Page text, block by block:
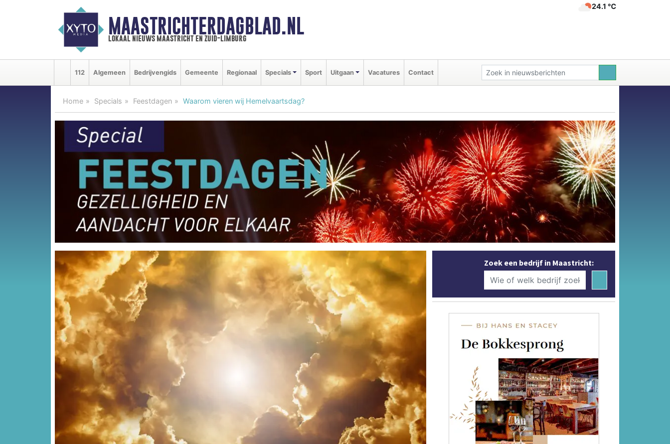
MAASTRICHTERDAGBLAD.NL
lokaal nieuws maastricht en zuid-limburg
24.1 ℃
112 Algemeen Bedrijvengids Gemeente Regionaal Specials Sport Uitgaan Vacatures Contact
Home Specials Feestdagen Waarom vieren wij Hemelvaartsdag?
Zoek een bedrijf in Maastricht: